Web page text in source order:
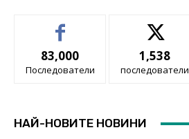
83,000
Последователи
1,538
последователи
НАЙ-НОВИТЕ НОВИНИ